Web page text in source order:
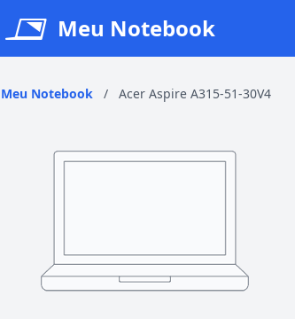
Meu Notebook
Meu Notebook / Acer Aspire A315-51-30V4